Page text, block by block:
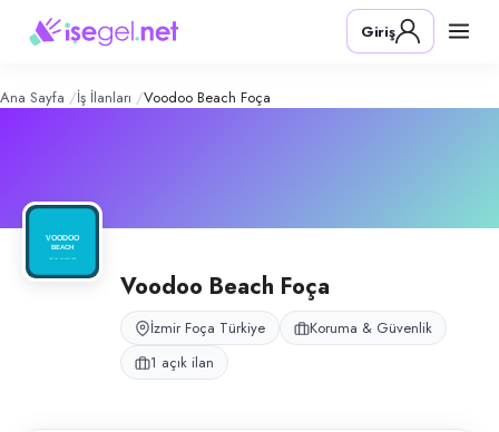
Beach Foça – Şirket Profili
Konum:
Voodoo Beach Foça, tesis güvenliği ve gece bekçiliği hizmetleri için
Giriş
Ana Sayfa İş İlanları Voodoo Beach Foça
Voodoo Beach Foça
İzmir Foça Türkiye
Koruma & Güvenlik
1 açık ilan